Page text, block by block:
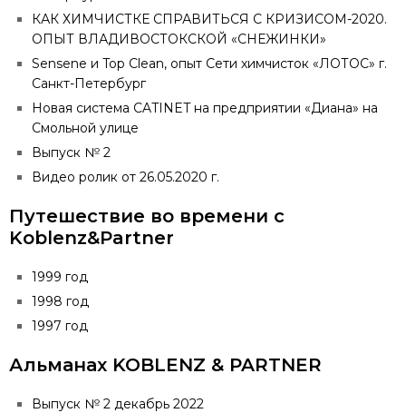
КАК ХИМЧИСТКЕ СПРАВИТЬСЯ С КРИЗИСОМ-2020.
ОПЫТ ВЛАДИВОСТОКСКОЙ «СНЕЖИНКИ»
Sensene и Top Clean, опыт Сети химчисток «ЛОТОС» г.
Санкт-Петербург
Новая система CATINET на предприятии «Диана» на
Смольной улице
Выпуск № 2
Видео ролик от 26.05.2020 г.
Путешествие во времени с
Koblenz&Partner
1999 год
1998 год
1997 год
Альманах KOBLENZ & PARTNER
Выпуск № 2 декабрь 2022